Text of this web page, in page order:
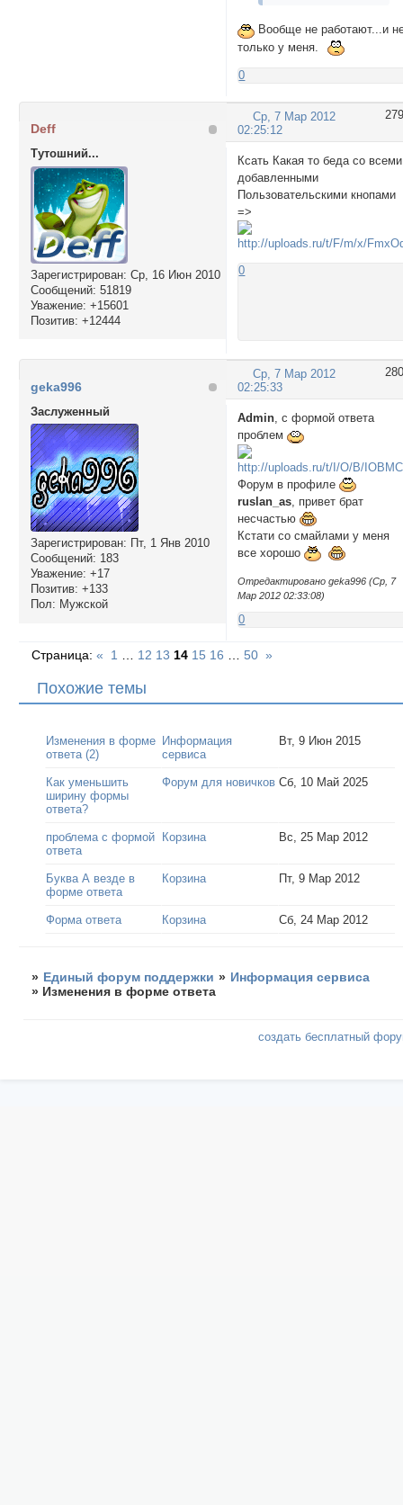
Вообще не работают...и
только у меня.
0
279
Ср, 7 Мар 2012
02:25:12
Deff
Тутошний...
Зарегистрирован: Ср, 16 Июн 2010
Сообщений: 51819
Уважение: +15601
Позитив: +12444
Ксать Какая то беда со всеми
добавленными
Пользовательскими кнопами
=>
0
280
Ср, 7 Мар 2012
02:25:33
geka996
Заслуженный
Зарегистрирован: Пт, 1 Янв 2010
Сообщений: 183
Уважение: +17
Позитив: +133
Пол: Мужской
Admin, с формой ответа
проблем
Форум в профиле
ruslan_as, привет брат
несчастью
Кстати со смайлами у меня
все хорошо
Отредактировано geka996 (Ср, 7
Мар 2012 02:33:08)
0
Страница:« 1 12 13 14 15 16 50 »
Похожие темы
Изменения в форме
ответа (2)
Информация
сервиса
Вт, 9 Июн 2015
Как уменьшить
ширину формы
ответа?
Форум для новичков Сб, 10 Май 2025
проблема с формой
ответа
Корзина Вс, 25 Мар 2012
Буква А везде в
форме ответа
Корзина Пт, 9 Мар 2012
Форма ответа Корзина Сб, 24 Мар 2012
» Единый форум поддержки » Информация сервиса
» Изменения в форме ответа
создать бесплатный